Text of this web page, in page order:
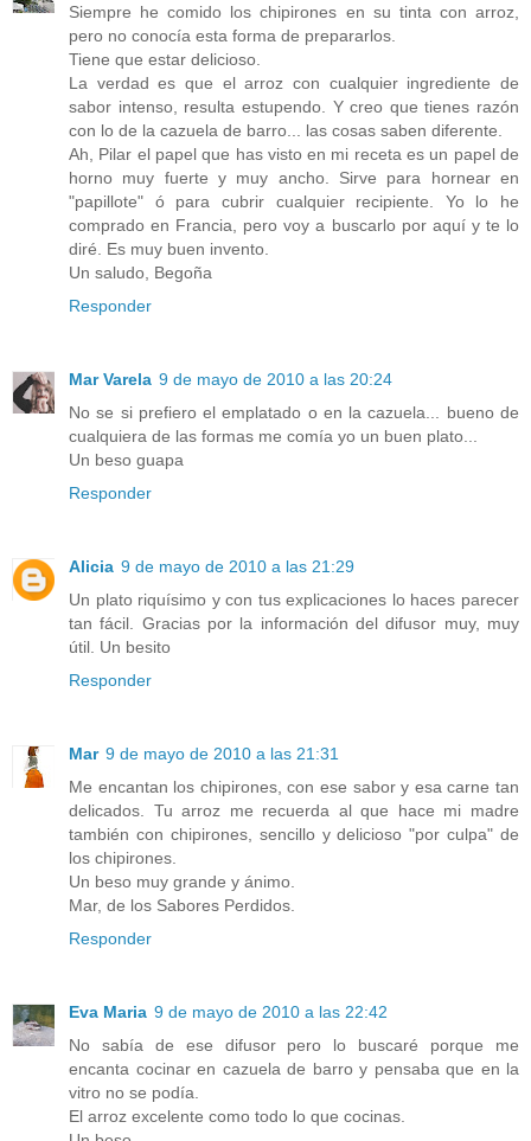
Siempre he comido los chipirones en su tinta con arroz,
pero no conocía esta forma de prepararlos.
Tiene que estar delicioso.
La verdad es que el arroz con cualquier ingrediente de
sabor intenso, resulta estupendo. Y creo que tienes razón
con lo de la cazuela de barro... las cosas saben diferente.
Ah, Pilar el papel que has visto en mi receta es un papel de
horno muy fuerte y muy ancho. Sirve para hornear en
"papillote" ó para cubrir cualquier recipiente. Yo lo he
comprado en Francia, pero voy a buscarlo por aquí y te lo
diré. Es muy buen invento.
Un saludo, Begoña
Responder
Mar Varela 9 de mayo de 2010 a las 20:24
No se si prefiero el emplatado o en la cazuela... bueno de
cualquiera de las formas me comía yo un buen plato...
Un beso guapa
Responder
Alicia 9 de mayo de 2010 a las 21:29
Un plato riquísimo y con tus explicaciones lo haces parecer
tan fácil. Gracias por la información del difusor muy, muy
útil. Un besito
Responder
Mar 9 de mayo de 2010 a las 21:31
Me encantan los chipirones, con ese sabor y esa carne tan
delicados. Tu arroz me recuerda al que hace mi madre
también con chipirones, sencillo y delicioso "por culpa" de
los chipirones.
Un beso muy grande y ánimo.
Mar, de los Sabores Perdidos.
Responder
Eva Maria 9 de mayo de 2010 a las 22:42
No sabía de ese difusor pero lo buscaré porque me
encanta cocinar en cazuela de barro y pensaba que en la
vitro no se podía.
El arroz excelente como todo lo que cocinas.